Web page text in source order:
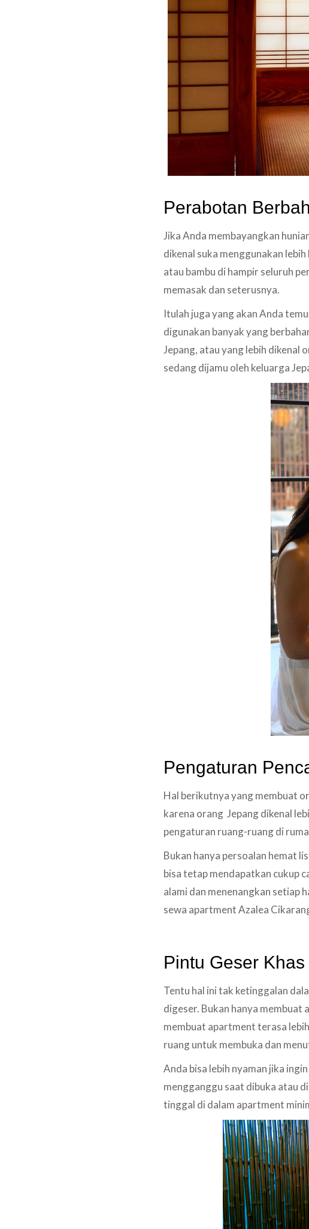
Perabotan
Jika Anda membayangkan
dikenal suka menggunakan
atau bambu di hampir seluruh
memasak dan seterusnya.
Itulah juga yang akan Anda
digunakan banyak yang
Jepang, atau yang lebih dikenal
sedang dijamu oleh keluarga
Pengaturan
Hal berikutnya yang membuat
karena orang Jepang dikenal
pengaturan ruang-ruang di
Bukan hanya persoalan hemat
bisa tetap mendapatkan cukup
alami dan menenangkan setiap
sewa apartment Azalea
Pintu Geser
Tentu hal ini tak ketinggalan
digeser. Bukan hanya membuat
membuat apartment terasa
ruang untuk membuka dan
Anda bisa lebih nyaman jika
mengganggu saat dibuka atau
tinggal di dalam apartment